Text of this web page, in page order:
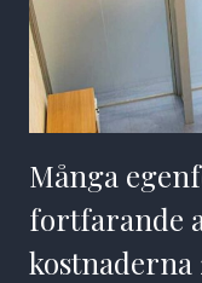
Många
fortfarande
kostnaderna